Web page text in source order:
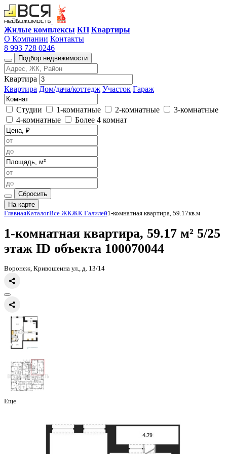
Жилые комплексы КП Квартиры
О Компании Контакты
8 993 728 0246
Подбор недвижимости
Квартира
Квартира Дом/дача/коттедж Участок Гараж
Студии 1-комнатные 2-комнатные
3-комнатные
4-комнатные
Более 4 комнат
Сбросить
На карте
Главная КаталогВсе ЖКЖК Галилей
1-комнатная квартира, 59.17
этаж
Воронеж, Кривошеина ул., д. 13/14